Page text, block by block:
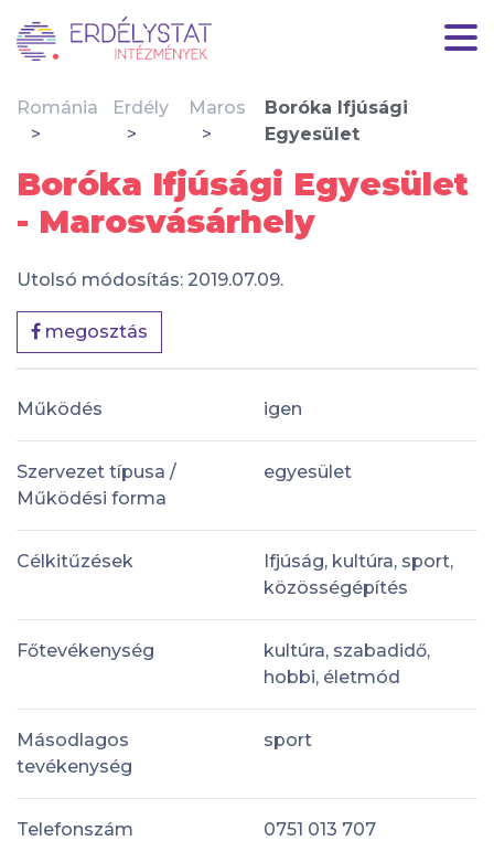
Románia Erdély Maros
Boróka Ifjúsági
Egyesület
Boróka Ifjúsági Egyesület
- Marosvásárhely
Utolsó módosítás: 2019.07.09.
megosztás
Működés igen
Szervezet típusa /
Működési forma
egyesület
Célkitűzések
Ifjúság, kultúra, sport,
közösségépítés
Főtevékenység
kultúra, szabadidő,
hobbi, életmód
Másodlagos
tevékenység
sport
Telefonszám 0751 013 707